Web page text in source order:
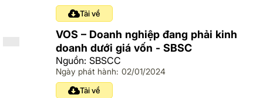
Tải về
VOS – Doanh nghiệp đang phải kinh
doanh dưới giá vốn - SBSC
Nguồn: SBSCC
Ngày phát hành: 02/01/2024
Tải về